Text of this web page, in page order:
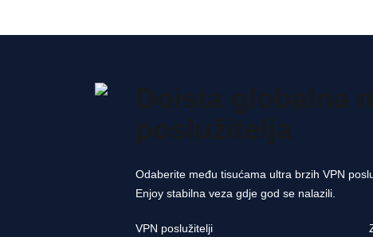
Doista globalna
poslužitelja
Odaberite među tisućama ultra brzih VPN
Enjoy stabilna veza gdje god se nalazili.
VPN poslužitelji